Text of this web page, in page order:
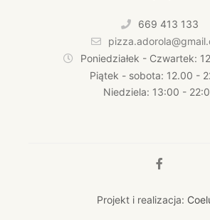
669 413 133
Poniedziałek - Czwartek:
Piątek - sobota: 12.00 -
Niedziela: 13:00 -
Projekt i realizacja: